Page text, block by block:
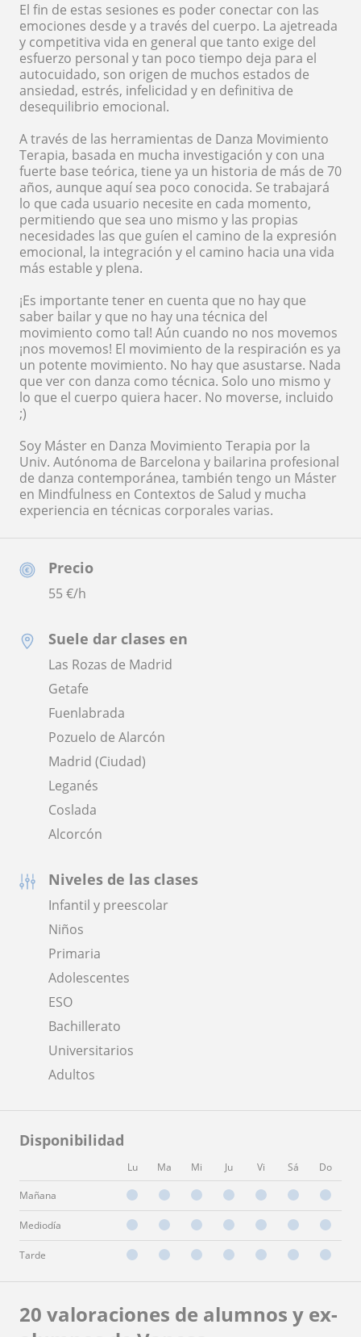
Precio
55€/h
Suele dar clases en
Las Rozas de Madrid
Getafe
Fuenlabrada
Pozuelo de Alarcón
Madrid (Ciudad)
Leganés
Coslada
Alcorcón
Niveles de las clases
Infantil y preescolar
Niños
Primaria
Adolescentes
ESO
Bachillerato
Universitarios
Adultos
Disponibilidad
Lu Ma Mi Ju Vi Sá Do
Mañana
Mediodía
Tarde
El fin de estas sesiones es poder conectar con las
emociones desde y a través del cuerpo. La ajetreada
y competitiva vida en general que tanto exige del
esfuerzo personal y tan poco tiempo deja para el
autocuidado, son origen de muchos estados de
ansiedad, estrés, infelicidad y en definitiva de
desequilibrio emocional.
A través de las herramientas de Danza Movimiento
Terapia, basada en mucha investigación y con una
fuerte base teórica, tiene ya un historia de más de 70
años, aunque aquí sea poco conocida. Se trabajará
lo que cada usuario necesite en cada momento,
permitiendo que sea uno mismo y las propias
necesidades las que guíen el camino de la expresión
emocional, la integración y el camino hacia una vida
más estable y plena.
¡Es importante tener en cuenta que no hay que
saber bailar y que no hay una técnica del
movimiento como tal! Aún cuando no nos movemos
¡nos movemos! El movimiento de la respiración es ya
un potente movimiento. No hay que asustarse. Nada
que ver con danza como técnica. Solo uno mismo y
lo que el cuerpo quiera hacer. No moverse, incluido
;)
Soy Máster en Danza Movimiento Terapia por la
Univ. Autónoma de Barcelona y bailarina profesional
de danza contemporánea, también tengo un Máster
en Mindfulness en Contextos de Salud y mucha
experiencia en técnicas corporales varias.
20 valoraciones de alumnos y ex-